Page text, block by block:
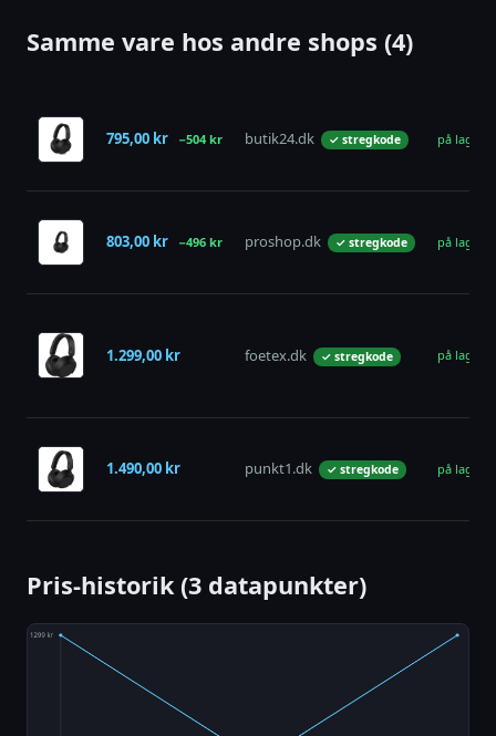
Samme vare hos andre shops (4)
795,00 kr −504 kr butik24.dk ✓ stregkode på lager
803,00 kr −496 kr proshop.dk ✓ stregkode på lager
1.299,00 kr foetex.dk ✓ stregkode på lager
1.490,00 kr punkt1.dk ✓ stregkode på lager
Pris-historik (3 datapunkter)